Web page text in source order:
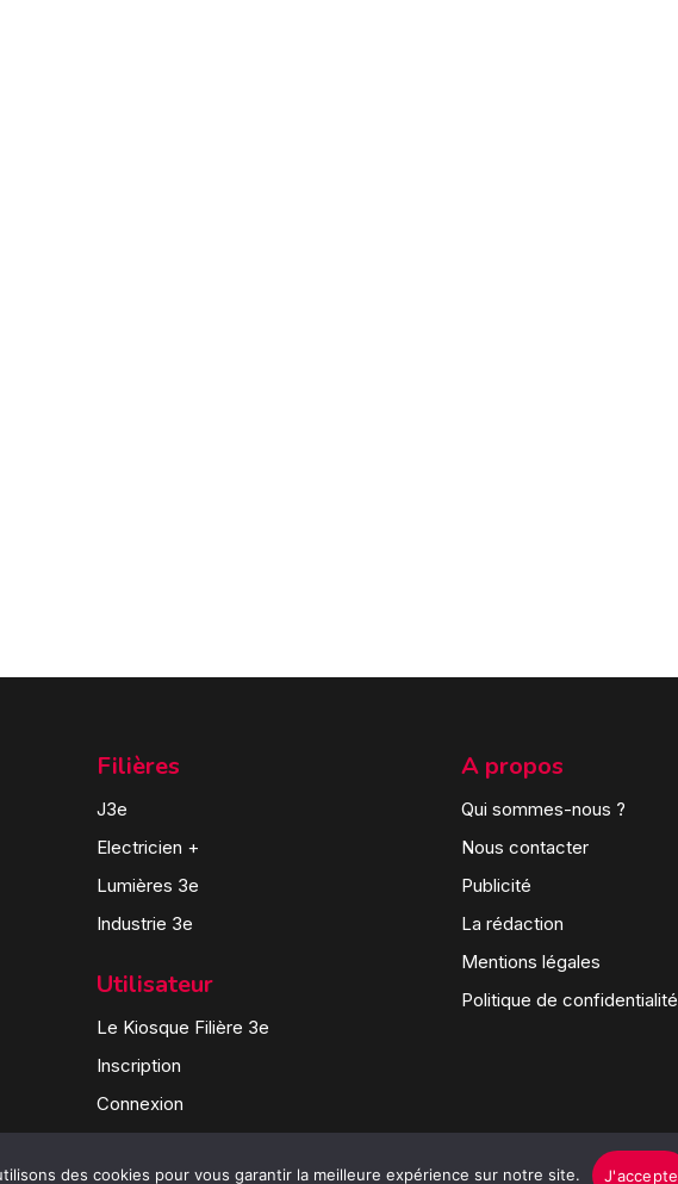
Filières
J3e
Electricien +
Lumières 3e
Industrie 3e
Utilisateur
Le Kiosque Filière 3e
Inscription
Connexion
A propos
Qui sommes-nous ?
Nous contacter
Publicité
La rédaction
Mentions légales
Politique de confidentialité
des cookies pour vous garantir la meilleure expérience sur notre site. J'accepte